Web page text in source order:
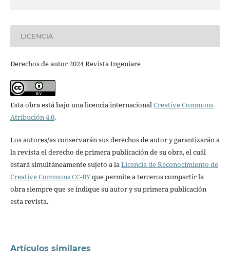
LICENCIA
Derechos de autor 2024 Revista Ingeniare
Esta obra está bajo una licencia internacionalCreative Commons
Atribución 4.0.
Los autores/as conservarán sus derechos de autor y garantizarán a
la revista el derecho de primera publicación de su obra, el cuál
estará simultáneamente sujeto a laLicencia de Reconocimiento de
Creative Commons CC-BYque permite a terceros compartir la
obra siempre que se indique su autor y su primera publicación
esta revista.
Artículos similares